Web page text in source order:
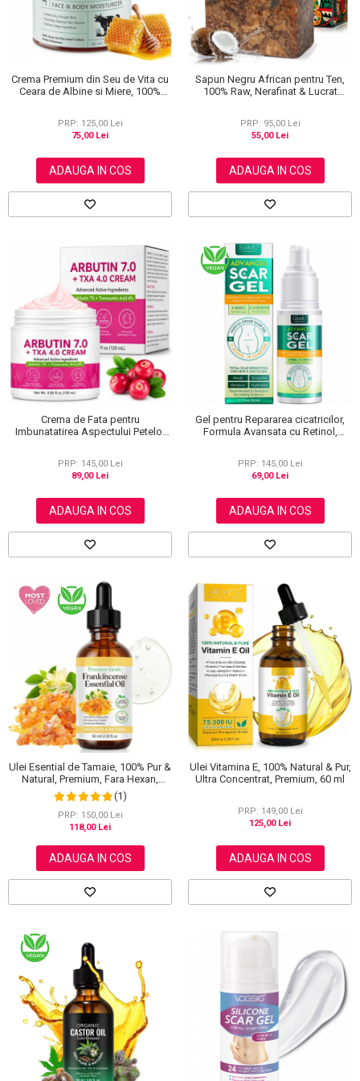
Scrub / Balsam de buze
Netestate pe Animale
Crema Premium din Seu de Vita cu
Ceara de Albine si Miere, 100%
PRP: 125,00 Lei
75,00 Lei
ADAUGA IN COS
Sapun Negru African pentru Ten,
100% Raw, Nerafinat & Lucrat
PRP: 95,00 Lei
55,00 Lei
ADAUGA IN COS
Crema de Fata pentru
Imbunatatirea Aspectului Petelor
PRP: 145,00 Lei
89,00 Lei
ADAUGA IN COS
Gel pentru Repararea cicatricilor,
Formula Avansata cu Retinol,
PRP: 145,00 Lei
69,00 Lei
ADAUGA IN COS
Ulei Esential de Tamaie, 100% Pur &
Natural, Premium, Fara Hexan,
NOVA KISS®, 60 ml
(1)
PRP: 150,00 Lei
118,00 Lei
ADAUGA IN COS
Ulei Vitamina E, 100% Natural & Pur,
Ultra Concentrat, Premium, 60 ml
PRP: 149,00 Lei
125,00 Lei
ADAUGA IN COS